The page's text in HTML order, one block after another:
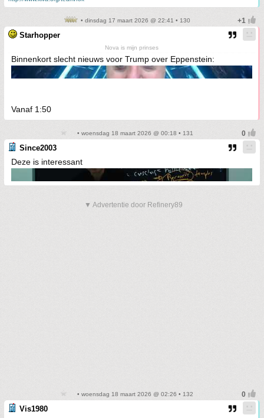
• dinsdag 17 maart 2026 @ 22:41 • 130
Starhopper
Nova is mijn prinses
Binnenkort slecht nieuws voor Trump over Eppenstein:
Vanaf 1:50
• woensdag 18 maart 2026 @ 00:18 • 131
Since2003
Deze is interessant
▼ Advertentie door Refinery89
• woensdag 18 maart 2026 @ 02:26 • 132
Vis1980